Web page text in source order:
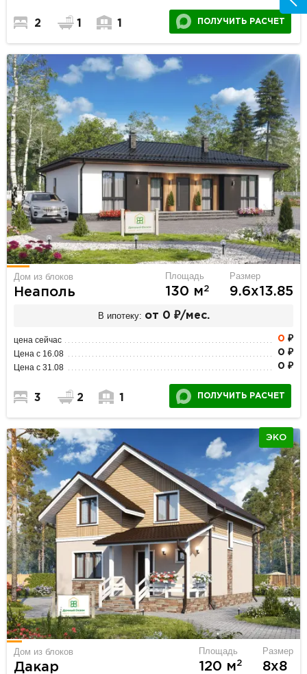
2 1 1 ПОЛУЧИТЬ РАСЧЕТ
Дом из блоков
Неаполь
Площадь
130 м2
Размер
9.6х13.85
В ипотеку: от 0 ₽/мес.
цена сейчас 0 ₽
Цена с 16.08 0 ₽
Цена с 31.08 0 ₽
3 2 1 ПОЛУЧИТЬ РАСЧЕТ
ЭКО
Дом из блоков
Дакар
Площадь
120 м2
Размер
8х8